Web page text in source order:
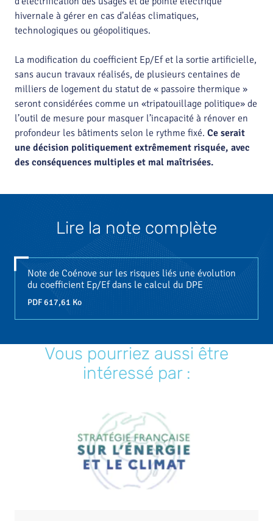
hivernale à gérer en cas d’aléas climatiques,
technologiques ou géopolitiques.
La modification du coefficient Ep/Ef et la sortie artificielle,
sans aucun travaux réalisés, de plusieurs centaines de
milliers de logement du statut de « passoire thermique »
seront considérées comme un «tripatouillage politique» de
l’outil de mesure pour masquer l’incapacité à rénover en
profondeur les bâtiments selon le rythme fixé. Ce serait
une décision politiquement extrêmement risquée, avec
des conséquences multiples et mal maîtrisées.
Lire la note complète
Note de Coénove sur les risques liés une évolution
du coefficient Ep/Ef dans le calcul du DPE
PDF617,61 Ko
Vous pourriez aussi être
intéressé par :